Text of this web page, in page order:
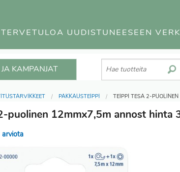
TERVETULOA UUDISTUNEESEEN
KAMPANJAT
PAKKAUSTEIPPI TEIPPI TESA 2-
puolinen 12mmx7,5m annost hinta
arviota